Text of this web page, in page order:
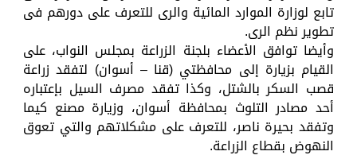
تابع لوزارة الموارد المائية والرى للتعرف على دورهم فى
تطوير نظم الرى.
وأيضا توافق الأعضاء بلجنة الزراعة بمجلس النواب، على
القيام بزيارة إلى محافظتي (قنا – أسوان) لتفقد زراعة
قصب السكر بالشتل، وكذا تفقد مصرف السيل بإعتباره
أحد مصادر التلوث بمحافظة أسوان، وزيارة مصنع كيما
وتفقد بحيرة ناصر، للتعرف على مشكلاتهم والتي تعوق
النهوض بقطاع الزراعة.